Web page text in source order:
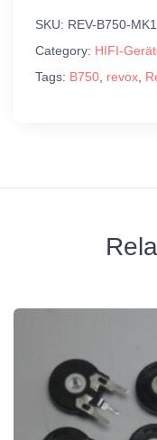
SKU: REV-B750-
Category: HIFI-
Tags: B750, revox,